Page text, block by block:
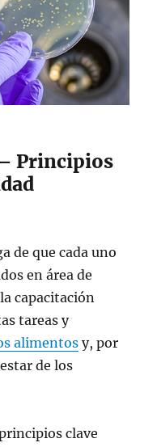
Principios
de que cada uno
en área de
capacitación
tareas y
alimentos y, por
de los
clave